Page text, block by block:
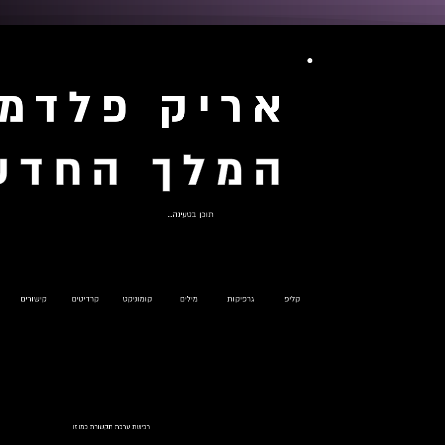
אריק
המלך
תוכן בטעינה...
קליפ גרפיקות מילים קומוניקט קרדיטים קישורים
רכישת ערכת תקשורת כמו זו